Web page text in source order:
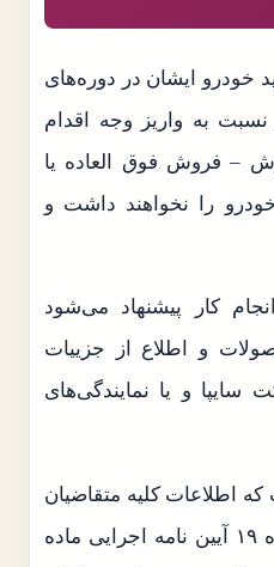
خودرو ایشان در دوره‌های
به واریز وجه اقدام
– فروش فوق العاده یا
را نخواهند داشت و
کار پیشنهاد می‌شود
و اطلاع از جزییات
و یا نمایندگی‌های
اطلاعات کلیه متقاضیان
مرتبط با این طرح حسب ماده ۱۹ آیین نامه اجرایی ماده